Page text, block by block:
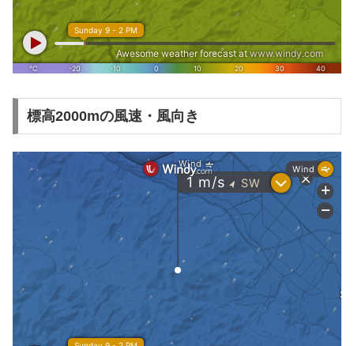
標高2000mの風速・風向き